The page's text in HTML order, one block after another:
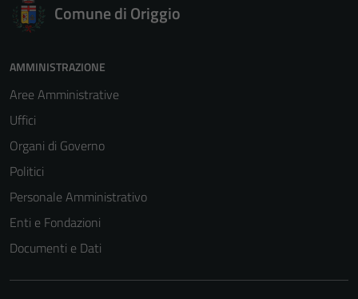
Comune di Origgio
AMMINISTRAZIONE
Aree Amministrative
Uffici
Organi di Governo
Politici
Personale Amministrativo
Enti e Fondazioni
Documenti e Dati